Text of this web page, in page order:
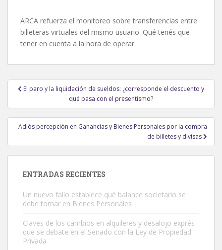
ARCA refuerza el monitoreo sobre transferencias entre
billeteras virtuales del mismo usuario. Qué tenés que
tener en cuenta a la hora de operar.
Navegación
entradas
El paro y la liquidación de sueldos: ¿corresponde el descuento y
qué pasa con el presentismo?
Adiós percepción en Ganancias y Bienes Personales por la compra
de billetes y divisas
ENTRADAS RECIENTES
Un nuevo fallo establece qué balance societario se
debe tomar en Bienes Personales
Claves de los cambios en alquileres y desalojo exprés
que se debate en el Senado con la Ley de Propiedad
Privada